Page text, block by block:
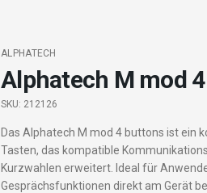
ALPHATECH
Alphatech M mod
SKU: 212126
Das Alphatech M mod 4 buttons ist ein
Tasten, das kompatible
Kurzwahlen erweitert. Ideal für
Gesprächsfunktionen direkt am Gerät